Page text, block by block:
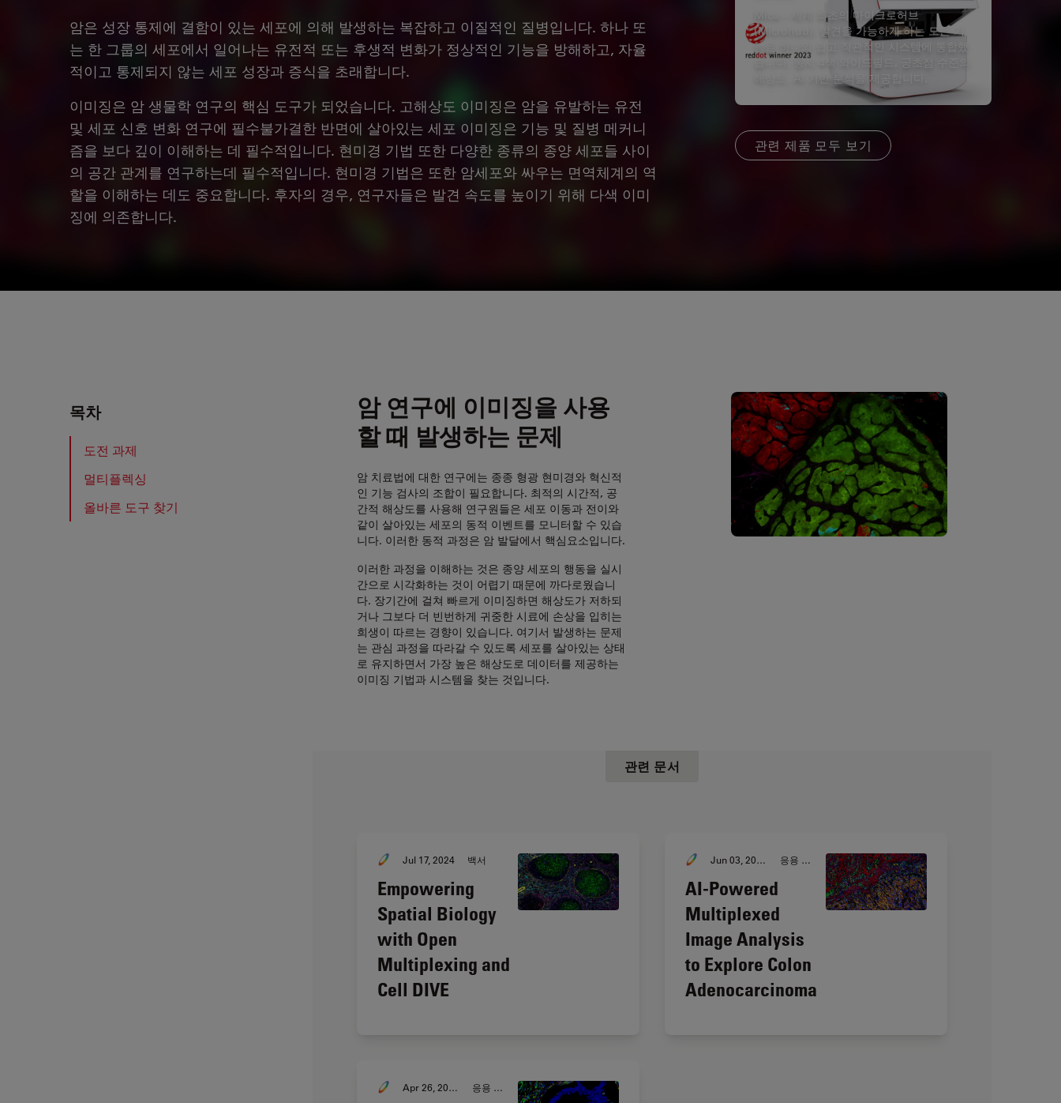
암은 성장 통제에 결함이 있는 세포에 의해 발생하는 복잡하고 이질적인 질병입니다. 하나 또
는 한 그룹의 세포에서 일어나는 유전적 또는 후생적 변화가 정상적인 기능을 방해하고, 자율
적이고 통제되지 않는 세포 성장과 증식을 초래합니다.
이미징은 암 생물학 연구의 핵심 도구가 되었습니다. 고해상도 이미징은 암을 유발하는 유전
및 세포 신호 변화 연구에 필수불가결한 반면에 살아있는 세포 이미징은 기능 및 질병 메커니
즘을 보다 깊이 이해하는 데 필수적입니다. 현미경 기법 또한 다양한 종류의 종양 세포들 사이
의 공간 관계를 연구하는데 필수적입니다. 현미경 기법은 또한 암세포와 싸우는 면역체계의 역
할을 이해하는 데도 중요합니다. 후자의 경우, 연구자들은 발견 속도를 높이기 위해 다색 이미
징에 의존합니다.
Mica – 세계 최초의 마이크로허브
(Microhub). 발견을 가능하게 하는 모든 기
능을 하나의 쉽고 직관적인 시스템에 통합했
습니다. 동시 4색 와이드필드, 공초점 수준의
해상도, AI 기반 분석을 제공합니다.
관련 제품 모두 보기
목차
도전 과제
멀티플렉싱
올바른 도구 찾기
암 연구에 이미징을 사용
할 때 발생하는 문제
암 치료법에 대한 연구에는 종종 형광 현미경와 혁신적
인 기능 검사의 조합이 필요합니다. 최적의 시간적, 공
간적 해상도를 사용해 연구원들은 세포 이동과 전이와
같이 살아있는 세포의 동적 이벤트를 모니터할 수 있습
니다. 이러한 동적 과정은 암 발달에서 핵심요소입니다.
이러한 과정을 이해하는 것은 종양 세포의 행동을 실시
간으로 시각화하는 것이 어렵기 때문에 까다로웠습니
다. 장기간에 걸쳐 빠르게 이미징하면 해상도가 저하되
거나 그보다 더 빈번하게 귀중한 시료에 손상을 입히는
희생이 따르는 경향이 있습니다. 여기서 발생하는 문제
는 관심 과정을 따라갈 수 있도록 세포를 살아있는 상태
로 유지하면서 가장 높은 해상도로 데이터를 제공하는
이미징 기법과 시스템을 찾는 것입니다.
관련 문서
Jul 17, 2024 백서
Empowering
Spatial Biology
with Open
Multiplexing and
Cell DIVE
Jun 03, 2024 응용 사례
AI-Powered
Multiplexed
Image Analysis
to Explore Colon
Adenocarcinoma
Apr 26, 2024 응용 사례